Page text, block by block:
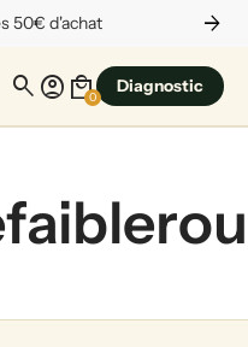
arrow_forward
50€ d'achat
search account_circle local_mall
0
Diagnostic